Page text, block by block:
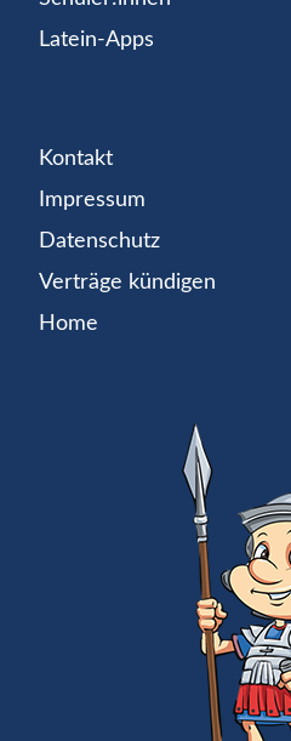
Latein-Apps
Kontakt
Impressum
Datenschutz
Verträge kündigen
Home